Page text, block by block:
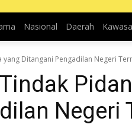
Nasional Daerah
yang Ditangani Pengadilan Negeri
Negeri